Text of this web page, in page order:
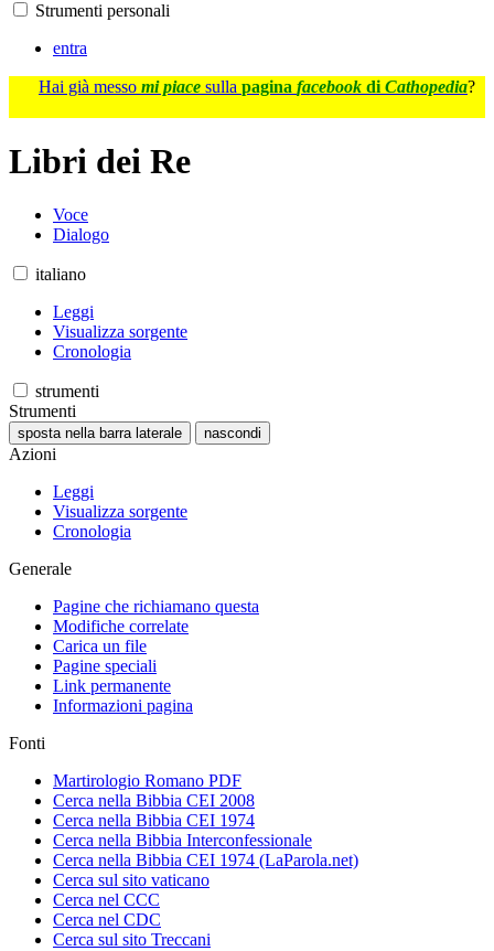
Strumenti personali
entra
Hai già messo mi piace sulla pagina facebook di Cathopedia?
Libri dei Re
Voce
Dialogo
italiano
Leggi
Visualizza sorgente
Cronologia
strumenti
Strumenti
sposta nella barra laterale nascondi
Azioni
Leggi
Visualizza sorgente
Cronologia
Generale
Pagine che richiamano questa
Modifiche correlate
Carica un file
Pagine speciali
Link permanente
Informazioni pagina
Fonti
Martirologio Romano PDF
Cerca nella Bibbia CEI 2008
Cerca nella Bibbia CEI 1974
Cerca nella Bibbia Interconfessionale
Cerca nella Bibbia CEI 1974 (LaParola.net)
Cerca sul sito vaticano
Cerca nel CCC
Cerca nel CDC
Cerca sul sito Treccani